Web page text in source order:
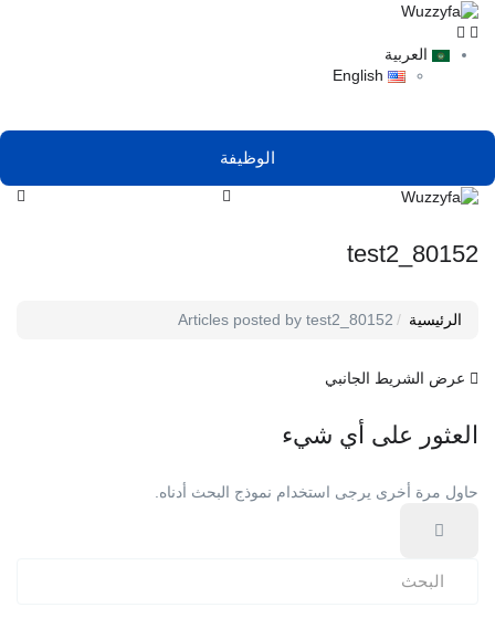
العربية
English
الوظيفة
test2_80152
الرئيسية Articles posted by test2_80152
عرض الشريط الجانبي
العثور على أي شيء
حاول مرة أخرى يرجى استخدام نموذج البحث أدناه.